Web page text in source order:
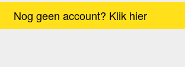
Nog geen account? Klik hier